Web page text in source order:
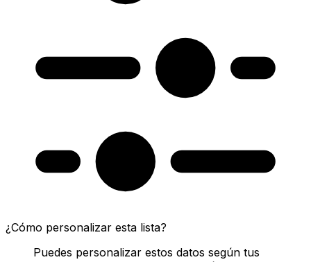
¿Cómo personalizar esta lista?
Puedes personalizar estos datos según tus